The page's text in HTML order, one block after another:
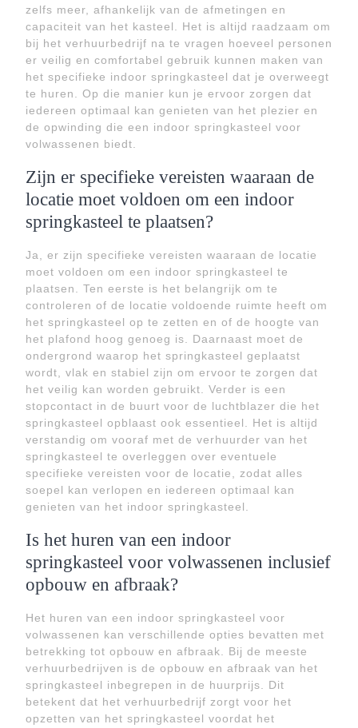
zelfs meer, afhankelijk van de afmetingen en
capaciteit van het kasteel. Het is altijd raadzaam om
bij het verhuurbedrijf na te vragen hoeveel personen
er veilig en comfortabel gebruik kunnen maken van
het specifieke indoor springkasteel dat je overweegt
te huren. Op die manier kun je ervoor zorgen dat
iedereen optimaal kan genieten van het plezier en
de opwinding die een indoor springkasteel voor
volwassenen biedt.
Zijn er specifieke vereisten waaraan de
locatie moet voldoen om een indoor
springkasteel te plaatsen?
Ja, er zijn specifieke vereisten waaraan de locatie
moet voldoen om een indoor springkasteel te
plaatsen. Ten eerste is het belangrijk om te
controleren of de locatie voldoende ruimte heeft om
het springkasteel op te zetten en of de hoogte van
het plafond hoog genoeg is. Daarnaast moet de
ondergrond waarop het springkasteel geplaatst
wordt, vlak en stabiel zijn om ervoor te zorgen dat
het veilig kan worden gebruikt. Verder is een
stopcontact in de buurt voor de luchtblazer die het
springkasteel opblaast ook essentieel. Het is altijd
verstandig om vooraf met de verhuurder van het
springkasteel te overleggen over eventuele
specifieke vereisten voor de locatie, zodat alles
soepel kan verlopen en iedereen optimaal kan
genieten van het indoor springkasteel.
Is het huren van een indoor
springkasteel voor volwassenen inclusief
opbouw en afbraak?
Het huren van een indoor springkasteel voor
volwassenen kan verschillende opties bevatten met
betrekking tot opbouw en afbraak. Bij de meeste
verhuurbedrijven is de opbouw en afbraak van het
springkasteel inbegrepen in de huurprijs. Dit
betekent dat het verhuurbedrijf zorgt voor het
opzetten van het springkasteel voordat het